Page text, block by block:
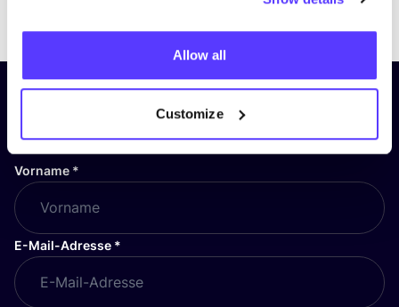
Allow all
Customize
Abonniere unseren Newsletter
und bleibe auf dem Laufenden!
Vorname *
E-Mail-Adresse *